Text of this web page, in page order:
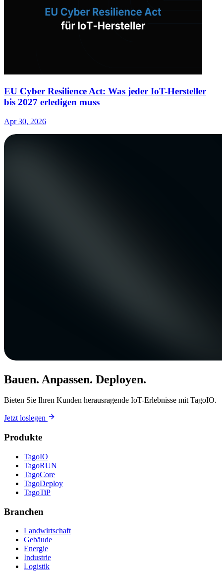
EU Cyber Resilience Act: Was jeder IoT-Hersteller
bis 2027 erledigen muss
Apr 30, 2026
Bauen. Anpassen. Deployen.
Bieten Sie Ihren Kunden herausragende IoT-Erlebnisse mit TagoIO.
Jetzt loslegen
Produkte
TagoIO
TagoRUN
TagoCore
TagoDeploy
TagoTiP
Branchen
Landwirtschaft
Gebäude
Energie
Industrie
Logistik